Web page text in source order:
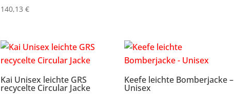
140,13€
Kai Unisex leichte GRS
recycelte Circular Jacke
Keefe leichte Bomberjacke –
Unisex